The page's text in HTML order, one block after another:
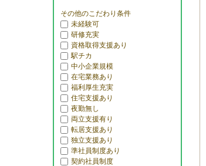
その他のこだわり条件
未経験可
研修充実
資格取得支援あり
駅チカ
中小企業規模
在宅業務あり
福利厚生充実
住宅支援あり
夜勤無し
両立支援有り
転居支援あり
独立支援あり
準社員制度あり
契約社員制度